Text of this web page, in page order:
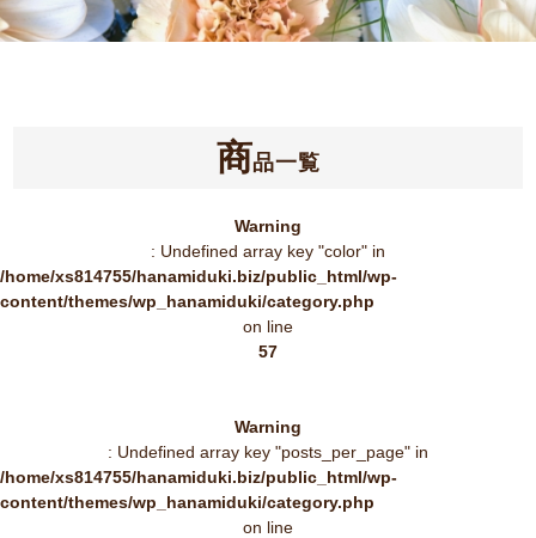
商品一覧
Warning
: Undefined array key "color" in
/home/xs814755/hanamiduki.biz/public_html/wp-
content/themes/wp_hanamiduki/category.php
on line
57
Warning
: Undefined array key "posts_per_page" in
/home/xs814755/hanamiduki.biz/public_html/wp-
content/themes/wp_hanamiduki/category.php
on line